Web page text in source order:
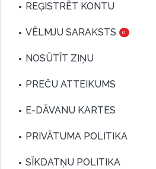
REĢISTRĒT KONTU
VĒLMJU SARAKSTS 0
NOSŪTĪT ZIŅU
PREČU ATTEIKUMS
E-DĀVANU KARTES
PRIVĀTUMA POLITIKA
SĪKDATŅU POLITIKA